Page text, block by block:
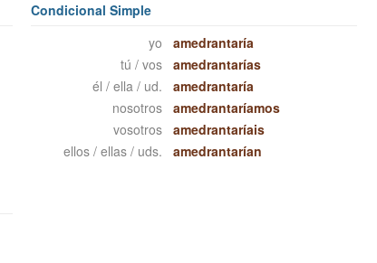
Condicional Simple
yo
amedrantaría
tú / vos
amedrantarías
él / ella / ud.
amedrantaría
nosotros
amedrantaríamos
vosotros
amedrantaríais
ellos / ellas / uds.
amedrantarían